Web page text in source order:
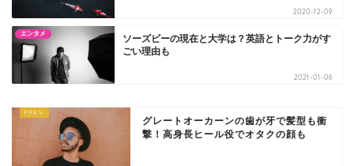
2020-12-09
エンタメ
ソーズビーの現在と大学は？英語とトーク力がす
ごい理由も
2021-01-06
グレートオーカーンの歯が牙で髪型も衝
撃！高身長ヒール役でオタクの顔も